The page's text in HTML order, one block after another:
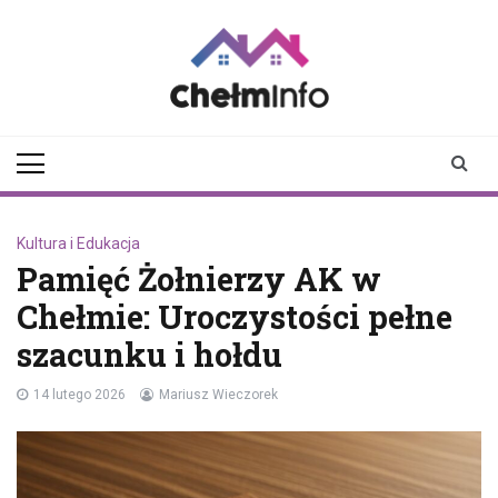
Kultura i Edukacja
Pamięć Żołnierzy AK w
Chełmie: Uroczystości pełne
szacunku i hołdu
14 lutego 2026 Mariusz Wieczorek